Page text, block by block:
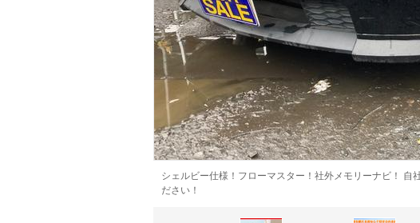
シェルビー仕様！フローマスター！社外メモリーナビ！ 自
ださい！